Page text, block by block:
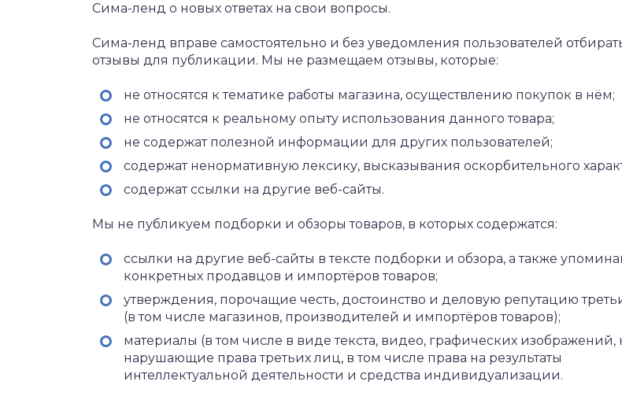
Сима-ленд о новых ответах на свои вопросы.
Сима-ленд вправе самостоятельно и без уведомления пользователей
отзывы для публикации. Мы не размещаем отзывы, которые:
не относятся к тематике работы магазина, осуществлению покупок в нём;
не относятся к реальному опыту использования данного товара;
не содержат полезной информации для других пользователей;
содержат ненормативную лексику, высказывания оскорбительного
содержат ссылки на другие веб-сайты.
Мы не публикуем подборки и обзоры товаров, в которых содержатся:
ссылки на другие веб-сайты в тексте подборки и обзора, а также
конкретных продавцов и импортёров товаров;
утверждения, порочащие честь, достоинство и деловую репутацию
(в том числе магазинов, производителей и импортёров товаров);
материалы (в том числе в виде текста, видео, графических изображений,
нарушающие права третьих лиц, в том числе права на результаты
интеллектуальной деятельности и средства индивидуализации.